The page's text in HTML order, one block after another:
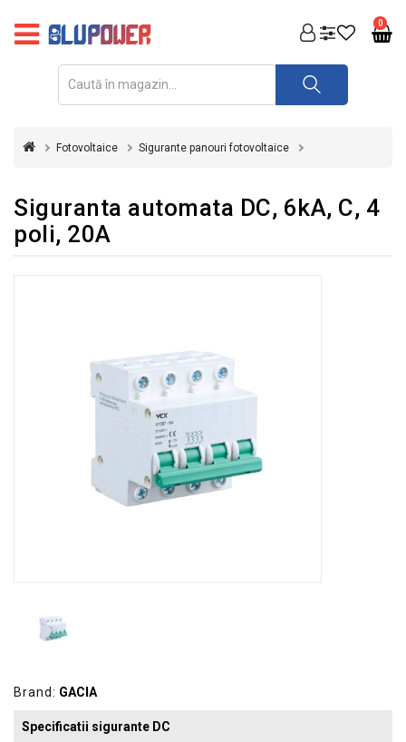
0
FOTOVOLTAICE
REDRESOARE
INVERTOARE
ECHIPAMENTE
KITURI
FOTOVOLTAICE
Fotovoltaice Sigurante panouri fotovoltaice
Siguranta automata DC, 6kA, C, 4
poli, 20A
Brand: GACIA
Specificatii sigurante DC